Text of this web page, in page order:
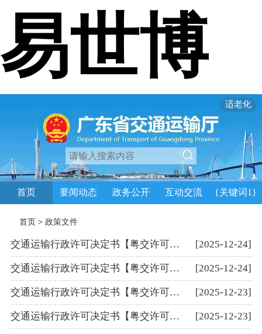
易世博
适老化
首页 要闻动态 政务公开 互动交流 {关键词1}
首页> 政策文件
交通运输行政许可决定书【粤交许可（航施）〔2025〕687号】 [2025-12-24]
交通运输行政许可决定书【粤交许可（航施）〔2025〕685号】 [2025-12-24]
交通运输行政许可决定书【粤交许可（航施）〔2025〕672号】 [2025-12-23]
交通运输行政许可决定书【粤交许可（航评）〔2025〕683号】 [2025-12-23]